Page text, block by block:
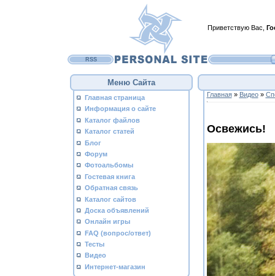
Приветствую Вас
RSS
Меню Сайта
Главная страница
Информация о сайте
Каталог файлов
Каталог статей
Блог
Форум
Фотоальбомы
Гостевая книга
Обратная связь
Каталог сайтов
Доска объявлений
Онлайн игры
FAQ (вопрос/ответ)
Тесты
Видео
Интернет-магазин
Главная» Видео»
Освежись!